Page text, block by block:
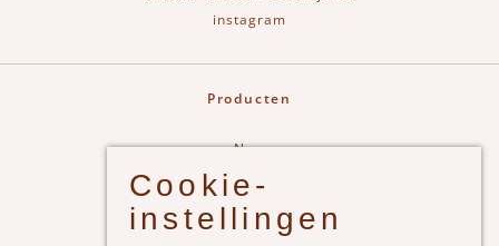
instagram
Producten
New
Jongens
Meisjes
Cookie-
instellingen